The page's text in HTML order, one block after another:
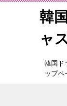
韓
ャ
韓国ド
ップペ